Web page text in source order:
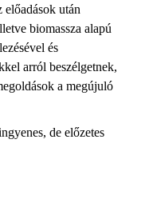
után
biomassza alapú
és
arról beszélgetnek,
a megújuló
de előzetes